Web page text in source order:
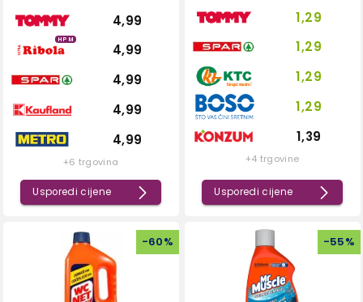
4,99
HPM
4,99
4,99
4,99
4,99
+6 trgovina
Usporedi cijene
1,29
1,29
1,29
1,29
1,39
+4 trgovine
Usporedi cijene
-60% -55%